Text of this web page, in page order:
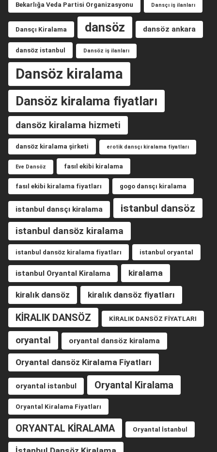
Bekarlığa Veda Partisi Organizasyonu Dansçı iş ilanları
Dansçı Kiralama dansöz dansöz ankara
dansöz istanbul Dansöz iş ilanları
Dansöz kiralama
Dansöz kiralama fiyatları
dansöz kiralama hizmeti
dansöz kiralama şirketi erotik dansçı kiralama fiyatları
Eve Dansöz fasıl ekibi kiralama
fasıl ekibi kiralama fiyatları gogo dansçı kiralama
istanbul dansçı kiralama istanbul dansöz
istanbul dansöz kiralama
istanbul dansöz kiralama fiyatları istanbul oryantal
istanbul Oryantal Kiralama kiralama
kiralık dansöz kiralık dansöz fiyatları
KİRALIK DANSÖZ KİRALIK DANSÖZ FİYATLARI
oryantal oryantal dansöz kiralama
Oryantal dansöz Kiralama Fiyatları
oryantal istanbul Oryantal Kiralama
Oryantal Kiralama Fiyatları
ORYANTAL KİRALAMA Oryantal İstanbul